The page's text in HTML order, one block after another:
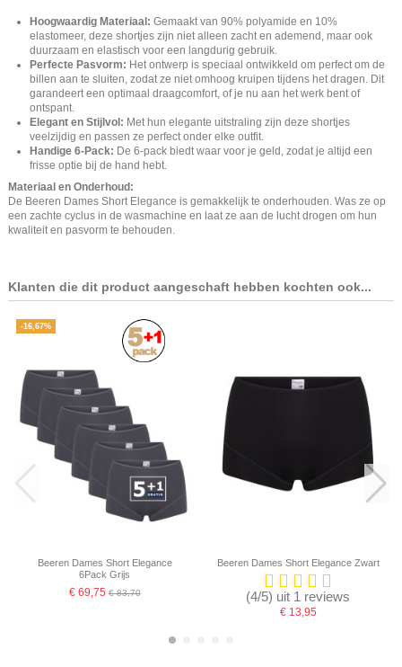
Hoogwaardig Materiaal: Gemaakt van 90% polyamide en 10%
elastomeer, deze shortjes zijn niet alleen zacht en ademend, maar ook
duurzaam en elastisch voor een langdurig gebruik.
Perfecte Pasvorm: Het ontwerp is speciaal ontwikkeld om perfect om de
billen aan te sluiten, zodat ze niet omhoog kruipen tijdens het dragen. Dit
garandeert een optimaal draagcomfort, of je nu aan het werk bent of
ontspant.
Elegant en Stijlvol: Met hun elegante uitstraling zijn deze shortjes
veelzijdig en passen ze perfect onder elke outfit.
Handige 6-Pack: De 6-pack biedt waar voor je geld, zodat je altijd een
frisse optie bij de hand hebt.
Materiaal en Onderhoud:
De Beeren Dames Short Elegance is gemakkelijk te onderhouden. Was ze op
een zachte cyclus in de wasmachine en laat ze aan de lucht drogen om hun
kwaliteit en pasvorm te behouden.
Klanten die dit product aangeschaft hebben kochten ook...
-16,67%
Beeren Dames Short Elegance
6Pack Grijs
€ 69,75€ 83,70
Beeren Dames Short Elegance Zwart
(4/5) uit 1 reviews
€ 13,95